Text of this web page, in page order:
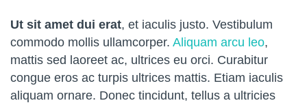
Ut sit amet dui erat, et iaculis justo. Vestibulum
commodo mollis ullamcorper. Aliquam arcu leo,
mattis sed laoreet ac, ultrices eu orci. Curabitur
congue eros ac turpis ultrices mattis. Etiam iaculis
aliquam ornare. Donec tincidunt, tellus a ultricies